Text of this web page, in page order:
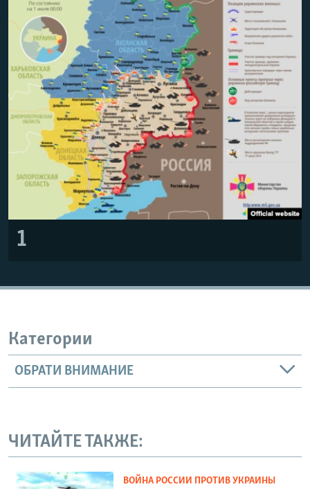
ПОБЕДИТЕЛЕЙ НЕ СУДЯТ?
КРЫМ.НЕПОКОРЕННЫЙ
ELIFBE
УКРАИНСКАЯ ПРОБЛЕМА КРЫМА
ПРИСОЕДИНЯЙТЕСЬ!
Все сайты RFE/RL
1
Категории
ОБРАТИ ВНИМАНИЕ
ЧИТАЙТЕ ТАКЖЕ:
ВОЙНА РОССИИ ПРОТИВ УКРАИНЫ